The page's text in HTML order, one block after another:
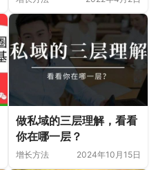
做私域的三层理解，看看
你在哪一层？
增长方法 2024年10月15日